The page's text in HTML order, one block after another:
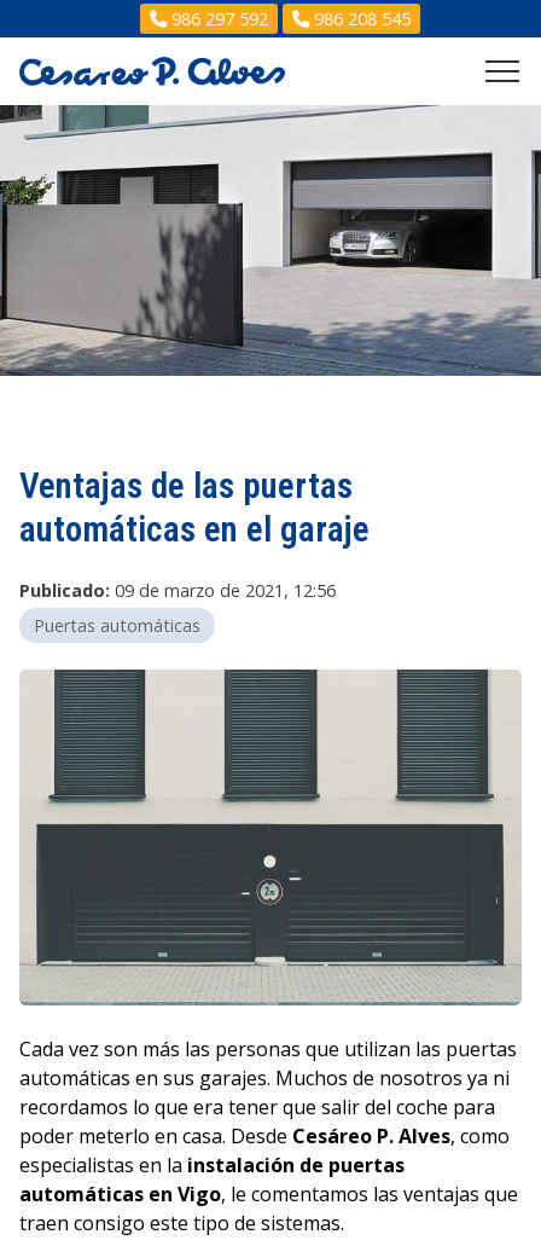
986 297 592 986 208 545
Ventajas de las puertas
automáticas en el garaje
Publicado: 09 de marzo de 2021, 12:56
Puertas automáticas
Cada vez son más las personas que utilizan las puertas
automáticas en sus garajes. Muchos de nosotros ya ni
recordamos lo que era tener que salir del coche para
poder meterlo en casa. Desde Cesáreo P. Alves, como
especialistas en la instalación de puertas
automáticas en Vigo, le comentamos las ventajas que
traen consigo este tipo de sistemas.